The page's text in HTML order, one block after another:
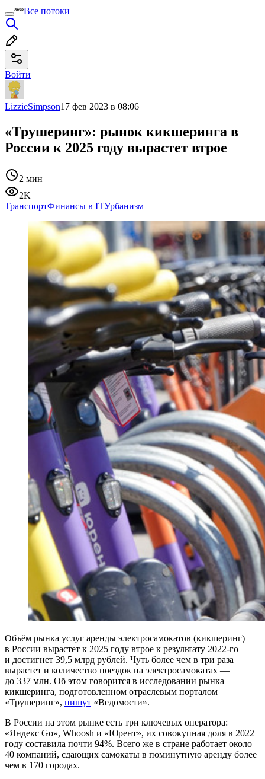
Все потоки
Войти
LizzieSimpson17 фев 2023 в 08:06
«Трушеринг»: рынок кикшеринга в
России к 2025 году вырастет втрое
2 мин
2K
ТранспортФинансы в ITУрбанизм
Объём рынка услуг аренды электросамокатов (кикшеринг)
в России вырастет к 2025 году втрое к результату 2022-го
и достигнет 39,5 млрд рублей. Чуть более чем в три раза
вырастет и количество поездок на электросамокатах —
до 337 млн. Об этом говорится в исследовании рынка
кикшеринга, подготовленном отраслевым порталом
«Трушеринг», пишут «Ведомости».
В России на этом рынке есть три ключевых оператора:
«Яндекс Go», Whoosh и «Юрент», их совокупная доля в 2022
году составила почти 94%. Всего же в стране работает около
40 компаний, сдающих самокаты в поминутную аренду более
чем в 170 городах.